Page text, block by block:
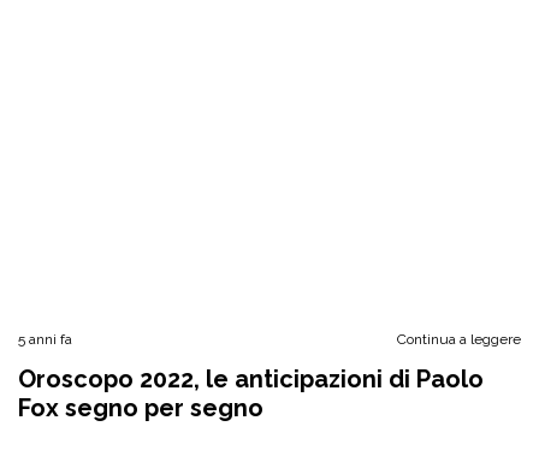
5 anni fa Continua a leggere
Oroscopo 2022, le anticipazioni di Paolo
Fox segno per segno